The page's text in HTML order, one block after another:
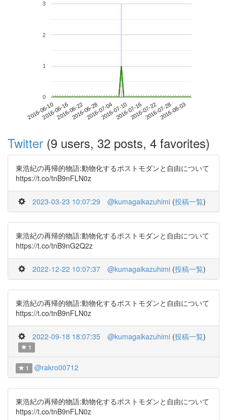
2016-06-102016-06-162016-06-222016-06-282016-07-042016-07-102016-07-162016-07-222016-07-282016-08-03
0
1
2
3
Twitter (9 users, 32 posts, 4 favorites)
東浩紀の再帰的物語:動物化するポストモダンと自由について
https://t.co/tnB9nFLN0z
2023-03-23 10:07:29 @kumagaikazuhimi (投稿一覧)
東浩紀の再帰的物語:動物化するポストモダンと自由について
https://t.co/tnB9nG2Q2z
2022-12-22 10:07:37 @kumagaikazuhimi (投稿一覧)
東浩紀の再帰的物語:動物化するポストモダンと自由について
https://t.co/tnB9nFLN0z
2022-09-18 18:07:35 @kumagaikazuhimi (投稿一覧)
1
1 @rakro00712
東浩紀の再帰的物語:動物化するポストモダンと自由について
https://t.co/tnB9nFLN0z